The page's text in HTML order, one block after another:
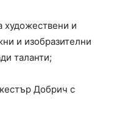
художествени и
и изобразителни
таланти;
Добрич с